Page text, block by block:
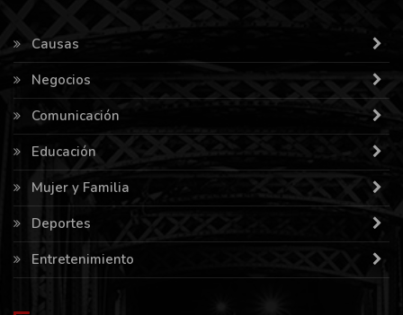
Causas
Negocios
Comunicación
Educación
Mujer y Familia
Deportes
Entretenimiento